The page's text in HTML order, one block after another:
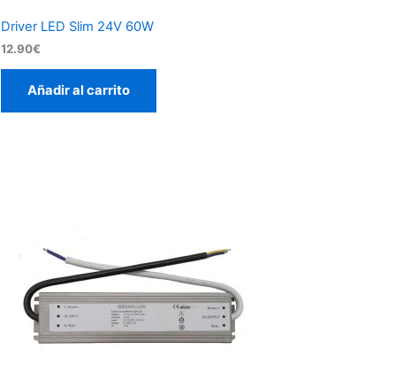
Driver LED Slim 24V 60W
12.90€
Añadir al carrito